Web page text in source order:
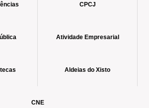
CPCJ
Atividade Empresarial
Aldeias do Xisto
CNE